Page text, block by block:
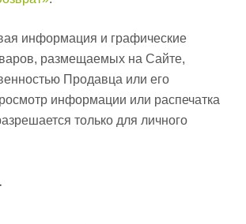
информация и графические
размещаемых на Сайте,
Продавца или его
информации или распечатка
только для личного